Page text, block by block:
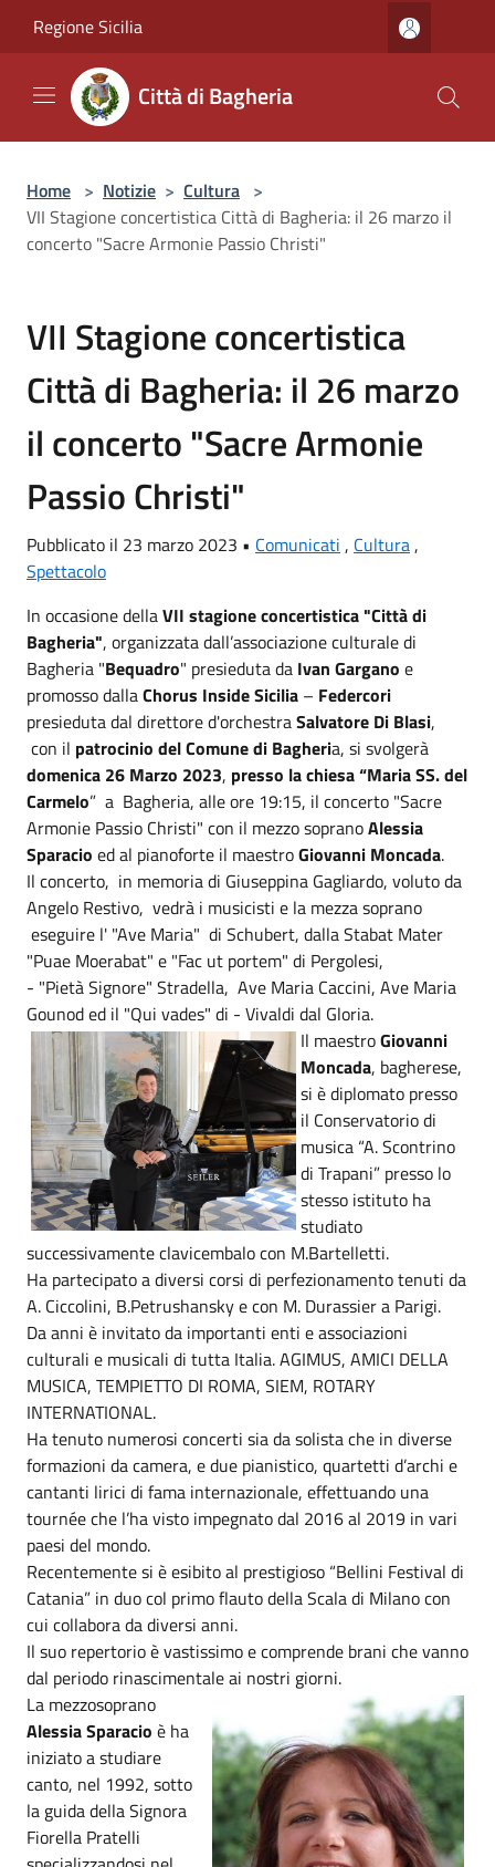
Regione Sicilia
Città di Bagheria
Home > Notizie > Cultura >
VII Stagione concertistica Città di Bagheria: il 26 marzo il
concerto "Sacre Armonie Passio Christi"
VII Stagione concertistica
Città di Bagheria: il 26 marzo
il concerto "Sacre Armonie
Passio Christi"
Pubblicato il 23 marzo 2023 • Comunicati , Cultura ,
Spettacolo
In occasione dellaVII stagione concertistica "Città di
Bagheria", organizzata dall’associazione culturale di
Bagheria "Bequadro" presieduta da Ivan Gargano e
promosso dallaChorus Inside Sicilia – Federcori
presieduta dal direttore d'orchestraSalvatore Di Blasi,
con il patrocinio del Comune di Bagheria, si svolgerà
domenica 26 Marzo 2023, presso la chiesa “Maria SS. del
Carmelo” a Bagheria, alle ore 19:15, il concerto "Sacre
Armonie Passio Christi" con il mezzo sopranoAlessia
Sparacio ed al pianoforte il maestroGiovanni Moncada.
Il concerto, in memoria di Giuseppina Gagliardo, voluto da
Angelo Restivo, vedrà i musicisti e la mezza soprano
eseguire l' "Ave Maria" di Schubert, dalla Stabat Mater
"Puae Moerabat" e "Fac ut portem" di Pergolesi,
- "Pietà Signore" Stradella, Ave Maria Caccini, Ave Maria
Gounod ed il "Qui vades" di - Vivaldi dal Gloria.
Il maestroGiovanni
Moncada, bagherese,
si è diplomato presso
il Conservatorio di
musica “A. Scontrino
di Trapani” presso lo
stesso istituto ha
studiato
successivamente clavicembalo con M.Bartelletti.
Ha partecipato a diversi corsi di perfezionamento tenuti da
A. Ciccolini, B.Petrushansky e con M. Durassier a Parigi.
Da anni è invitato da importanti enti e associazioni
culturali e musicali di tutta Italia. AGIMUS, AMICI DELLA
MUSICA, TEMPIETTO DI ROMA, SIEM, ROTARY
INTERNATIONAL.
Ha tenuto numerosi concerti sia da solista che in diverse
formazioni da camera, e due pianistico, quartetti d’archi e
cantanti lirici di fama internazionale, effettuando una
tournée che l’ha visto impegnato dal 2016 al 2019 in vari
paesi del mondo.
Recentemente si è esibito al prestigioso “Bellini Festival di
Catania” in duo col primo flauto della Scala di Milano con
cui collabora da diversi anni.
Il suo repertorio è vastissimo e comprende brani che vanno
dal periodo rinascimentale ai nostri giorni.
La mezzosoprano
Alessia Sparacio è ha
iniziato a studiare
canto, nel 1992, sotto
la guida della Signora
Fiorella Pratelli